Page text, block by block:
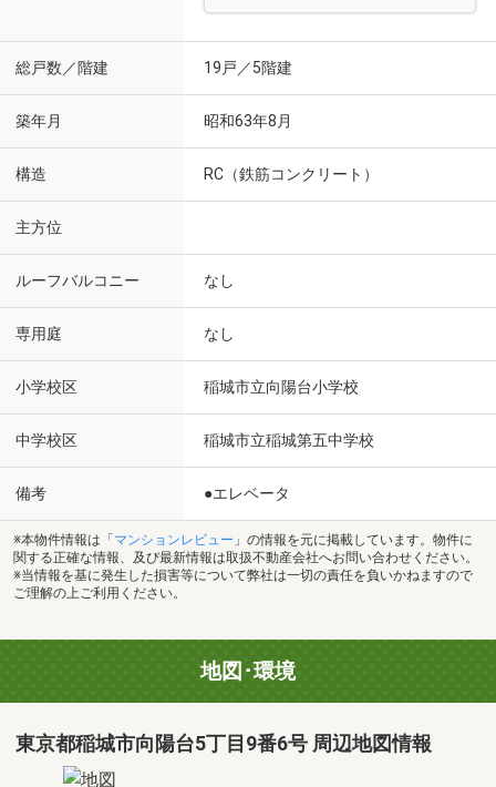
総戸数／階建 19戸／5階建
築年月 昭和63年8月
構造 RC（鉄筋コンクリート）
主方位
ルーフバルコニー なし
専用庭 なし
小学校区 稲城市立向陽台小学校
中学校区 稲城市立稲城第五中学校
備考 ●エレベータ
※本物件情報は「 マンションレビュー 」の情報を元に掲載しています。物件に
関する正確な情報、及び最新情報は取扱不動産会社へお問い合わせください。
※当情報を基に発生した損害等について弊社は一切の責任を負いかねますので
ご理解の上ご利用ください。
地図･環境
東京都稲城市向陽台5丁目9番6号 周辺地図情報